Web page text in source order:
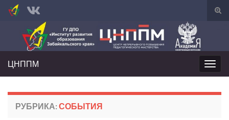
Вкл/
Search for:
Вкл/
выкл
ЦНППМ
РУБРИКА: СОБЫТИЯ